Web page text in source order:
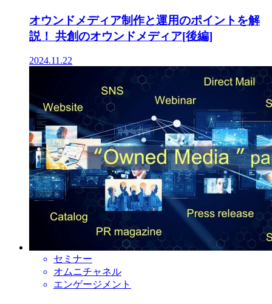
オウンドメディア制作と運用のポイントを解
説！ 共創のオウンドメディア[後編]
2024.11.22
セミナー
オムニチャネル
エンゲージメント